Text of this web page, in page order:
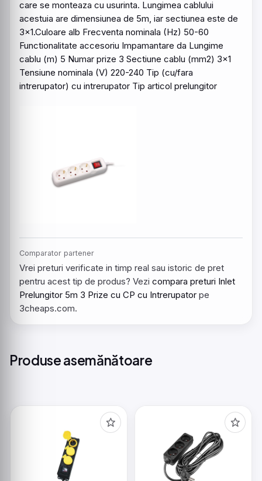
care se monteaza cu usurinta. Lungimea cablului
acestuia are dimensiunea de 5m, iar sectiunea este de
3x1.Culoare alb Frecventa nominala (Hz) 50-60
Functionalitate accesoriu Impamantare da Lungime
cablu (m) 5 Numar prize 3 Sectiune cablu (mm2) 3x1
Tensiune nominala (V) 220-240 Tip (cu/fara
intrerupator) cu intrerupator Tip articol prelungitor
Comparator partener
Vrei preturi verificate in timp real sau istoric de pret
pentru acest tip de produs? Vezi compara preturi Inlet
Prelungitor 5m 3 Prize cu CP cu Intrerupator pe
3cheaps.com.
Produse asemănătoare